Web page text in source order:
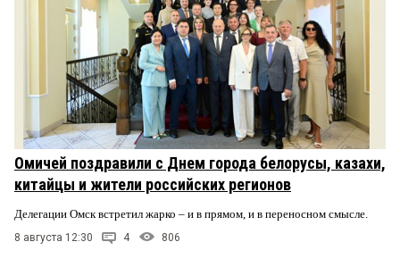
Омичей поздравили с Днем города белорусы, казахи,
китайцы и жители российских регионов
Делегации Омск встретил жарко – и в прямом, и в переносном смысле.
8 августа 12:30 4 806